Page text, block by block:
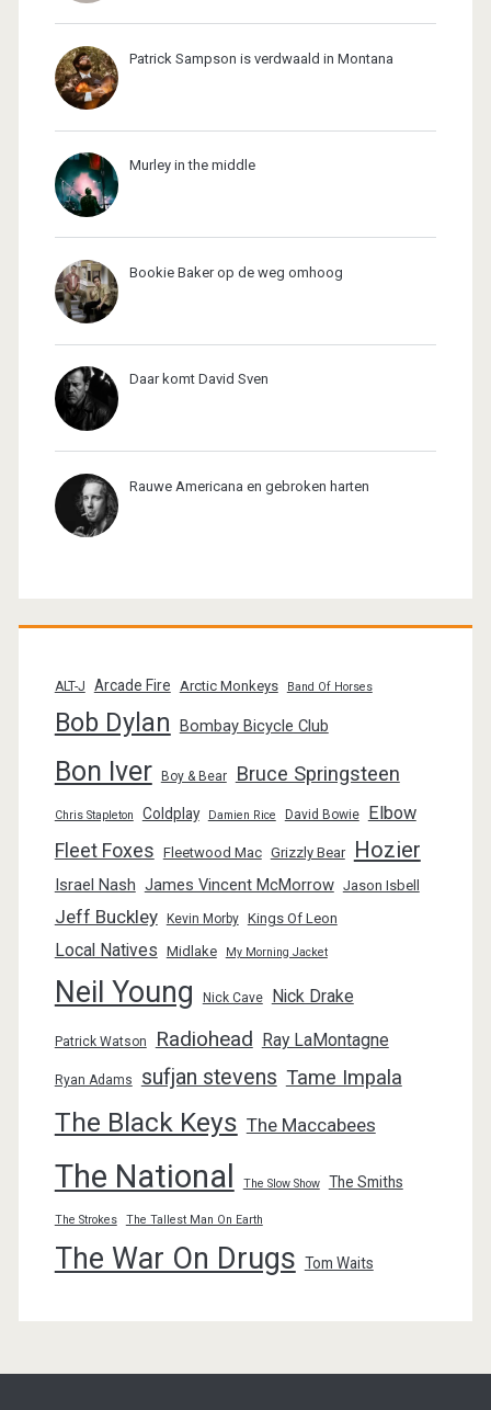
Patrick Sampson is verdwaald in Montana
Murley in the middle
Bookie Baker op de weg omhoog
Daar komt David Sven
Rauwe Americana en gebroken harten
ALT-J Arcade Fire Arctic Monkeys Band Of Horses
Bob Dylan Bombay Bicycle Club
Bon Iver Boy & Bear Bruce Springsteen
Chris Stapleton Coldplay Damien Rice David Bowie Elbow
Fleet Foxes Fleetwood Mac Grizzly Bear Hozier
Israel Nash James Vincent McMorrow Jason Isbell
Jeff Buckley Kevin Morby Kings Of Leon
Local Natives Midlake My Morning Jacket
Neil Young Nick Cave Nick Drake
Patrick Watson Radiohead Ray LaMontagne
Ryan Adams sufjan stevens Tame Impala
The Black Keys The Maccabees
The National The Slow Show The Smiths
The Strokes The Tallest Man On Earth
The War On Drugs Tom Waits